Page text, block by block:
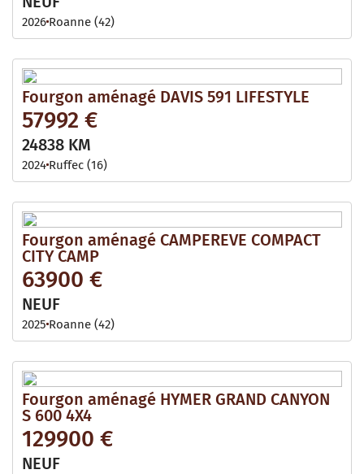
2026 Roanne (42)
Fourgon aménagé DAVIS 591 LIFESTYLE
57992 €
24838 KM
2024 Ruffec (16)
Fourgon aménagé CAMPEREVE COMPACT
CITY CAMP
63900 €
NEUF
2025 Roanne (42)
Fourgon aménagé HYMER GRAND CANYON
S 600 4X4
129900 €
NEUF